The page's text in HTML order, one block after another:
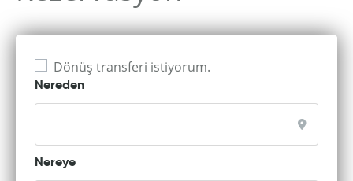
Dönüş transferi istiyorum.
Nereden
Nereye